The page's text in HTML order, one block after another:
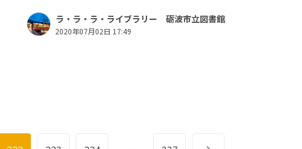
ラ・ラ・ラ・ライブラリー 砺波市立図書館
2020年07月02日 17:49